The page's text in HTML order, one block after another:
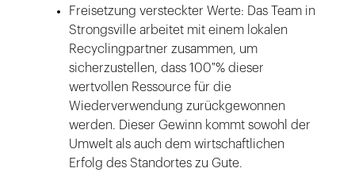
Freisetzung versteckter Werte: Das Team in
Strongsville arbeitet mit einem lokalen
Recyclingpartner zusammen, um
sicherzustellen, dass 100 % dieser
wertvollen Ressource für die
Wiederverwendung zurückgewonnen
werden. Dieser Gewinn kommt sowohl der
Umwelt als auch dem wirtschaftlichen
Erfolg des Standortes zu Gute.